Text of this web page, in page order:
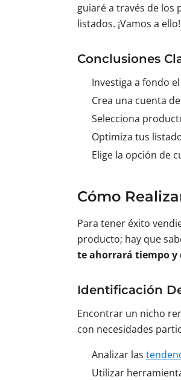
guiaré a través de los
listados. ¡Vamos a ello!
Conclusiones
Investiga a fondo
Crea una cuenta
Selecciona
Optimiza tus
Elige la opción de
Cómo
Para tener éxito
producto; hay que
te ahorrará tiempo y
Identificación
Encontrar un nicho
con necesidades
Analizar las
Utilizar